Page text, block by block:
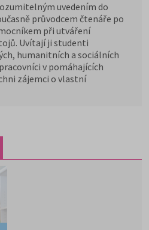
uvedením do
průvodcem čtenáře po
při utváření
Uvítají ji studenti
humanitních a sociálních
v pomáhajících
zájemci o vlastní